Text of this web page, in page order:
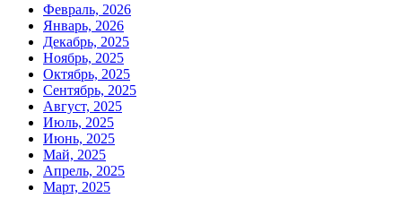
Февраль, 2026
Январь, 2026
Декабрь, 2025
Ноябрь, 2025
Октябрь, 2025
Сентябрь, 2025
Август, 2025
Июль, 2025
Июнь, 2025
Май, 2025
Апрель, 2025
Март, 2025